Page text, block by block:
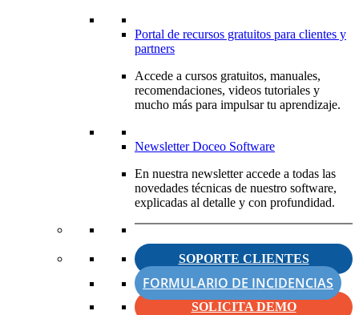
Portal de recursos gratuitos para clientes y
partners
Accede a cursos gratuitos, manuales,
recomendaciones, videos tutoriales y
mucho más para impulsar tu aprendizaje.
Newsletter Doceo Software
En nuestra newsletter accede a todas las
novedades técnicas de nuestro software,
explicadas al detalle y con profundidad.
SOPORTE CLIENTES
FORMULARIO DE INCIDENCIAS
SOLICITA DEMO